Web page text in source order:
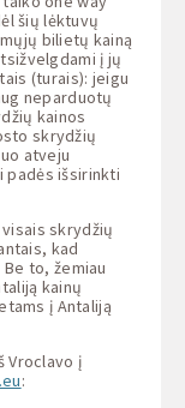
šių lėktuvų
bilietų kainą
į jų
(turais): jeigu
neparduotų
kainos
skrydžių
atveju
padės išsirinkti
skrydžių
kad
to, žemiau
kainų
į Antaliją
Vroclavo į
: